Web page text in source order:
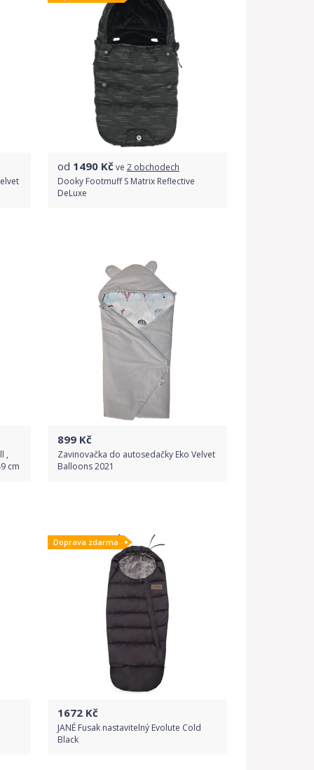
Detail produktu
od 1490 Kčve 2 obchodech
Dooky Footmuff S Matrix Reflective
DeLuxe
,
cm
899 Kč
Zavinovačka do autosedačky Eko Velvet
Balloons 2021
Detail produktu
Doprava zdarma
1672 Kč
JANÉ Fusak nastavitelný Evolute Cold
Black